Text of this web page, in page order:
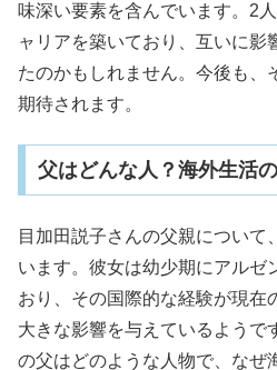
味深い要素を含んでいます。2
ャリアを築いており、互いに影
たのかもしれません。今後も、
期待されます。
父はどんな人？海外生活
目加田説子さんの父親について
います。彼女は幼少期にアルゼ
おり、その国際的な経験が現在
大きな影響を与えているようで
の父はどのような人物で、なぜ